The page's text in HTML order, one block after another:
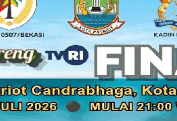
JAKARTA, bksOL -- Sekretaris Umum
mendukung sosialisasi Gerakan Empat
DKI dan Tim Penggerak Pemberdayaan
Nusantara IV, Kompleks Parlemen,